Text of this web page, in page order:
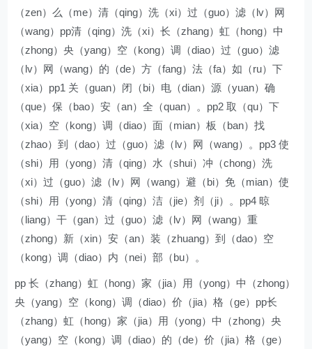
（zen）么（me）清（qing）洗（xi）过（guo）滤（lv）网
（wang）pp清（qing）洗（xi）长（zhang）虹（hong）中
（zhong）央（yang）空（kong）调（diao）过（guo）滤
（lv）网（wang）的（de）方（fang）法（fa）如（ru）下
（xia）pp1 关（guan）闭（bi）电（dian）源（yuan）确
（que）保（bao）安（an）全（quan）。pp2 取（qu）下
（xia）空（kong）调（diao）面（mian）板（ban）找
（zhao）到（dao）过（guo）滤（lv）网（wang）。pp3 使
（shi）用（yong）清（qing）水（shui）冲（chong）洗
（xi）过（guo）滤（lv）网（wang）避（bi）免（mian）使
（shi）用（yong）清（qing）洁（jie）剂（ji）。pp4 晾
（liang）干（gan）过（guo）滤（lv）网（wang）重
（zhong）新（xin）安（an）装（zhuang）到（dao）空
（kong）调（diao）内（nei）部（bu）。
pp 长（zhang）虹（hong）家（jia）用（yong）中（zhong）
央（yang）空（kong）调（diao）价（jia）格（ge）pp长
（zhang）虹（hong）家（jia）用（yong）中（zhong）央
（yang）空（kong）调（diao）的（de）价（jia）格（ge）